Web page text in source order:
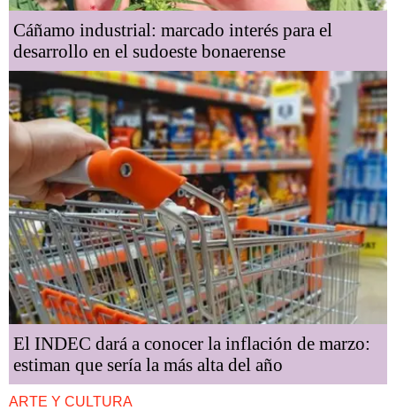
Cáñamo industrial: marcado interés para el
desarrollo en el sudoeste bonaerense
El INDEC dará a conocer la inflación de marzo:
estiman que sería la más alta del año
ARTE Y CULTURA